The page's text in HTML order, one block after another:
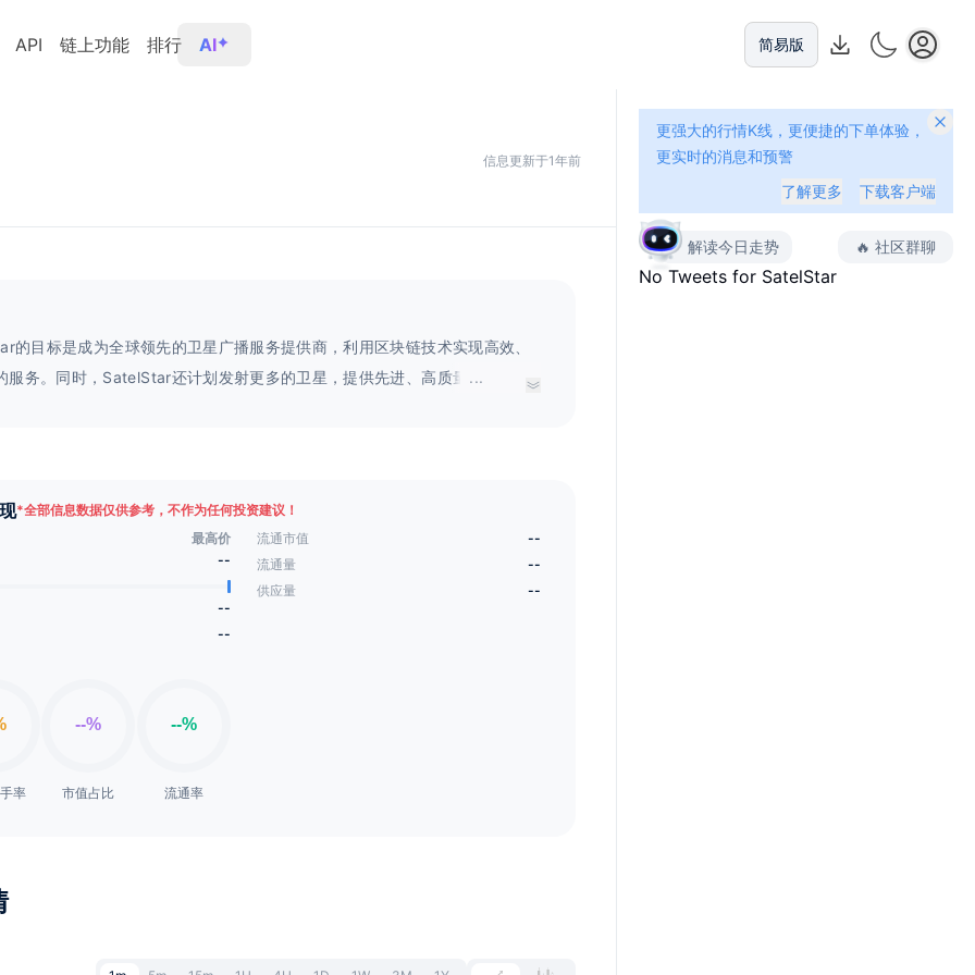
API 链上功能 排行 AI 简易版
信息更新于1年前
的目标是成为全球领先的卫星广播服务提供商，利用区块链技术实现高效、
服务。同时，SatelStar还计划发射更多的卫星，提供先进、高质量的服务，
...
*全部信息数据仅供参考，不作为任何投资建议！
最高价
--
--
--
率 市值占比 流通率
流通市值
--
流通量
--
供应量
--
更强大的行情K线，更便捷的下单体验，
更实时的消息和预警
了解更多
下载客户端
解读今日走势 🔥 社区群聊
No Tweets for SatelStar